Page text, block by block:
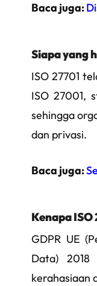
Baca juga:
Siapa yang
ISO 27701
ISO 27001,
sehingga
dan privasi.
Baca juga:
Kenapa ISO
GDPR UE
Data) 2018
kerahasiaan